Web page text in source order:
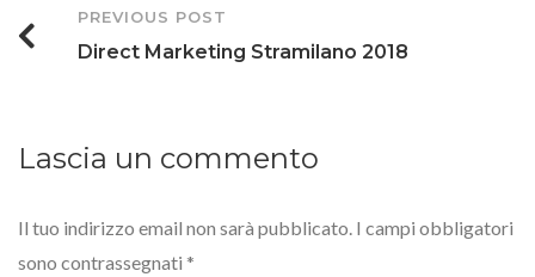
Post
Navigation
PREVIOUS POST
Direct Marketing Stramilano 2018
Lascia un commento
Il tuo indirizzo email non sarà pubblicato. I campi obbligatori
sono contrassegnati *